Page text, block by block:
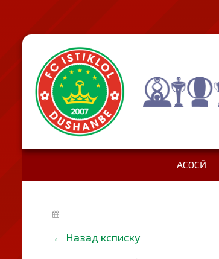
АСОСӢ
← Назад ксписку